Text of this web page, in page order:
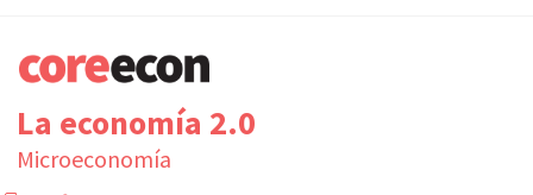
La economía 2.0
Microeconomía